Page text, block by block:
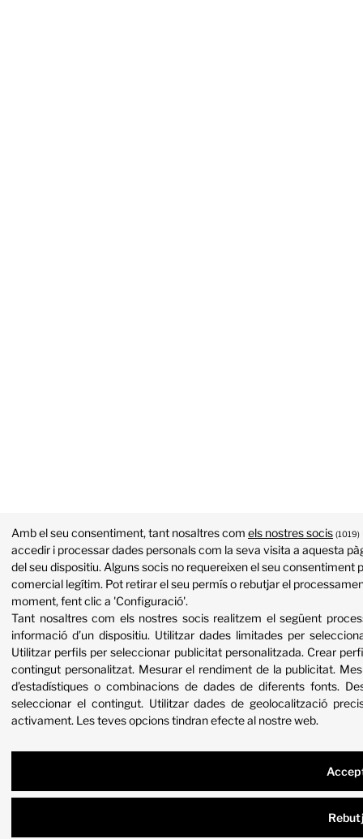
Amb el seu consentiment, tant nosaltres com els nostres socis (1019)
accedir i processar dades personals com la seva visita a aquesta
del seu dispositiu. Alguns socis no requereixen el seu consentiment
comercial legítim. Pot retirar el seu permís o rebutjar el
moment, fent clic a 'Configuració'.
Tant nosaltres com els nostres socis realitzem el següent
informació d’un dispositiu. Utilitzar dades limitades per
Utilitzar perfils per seleccionar publicitat personalitzada. Crear
contingut personalitzat. Mesurar el rendiment de la publicitat.
d’estadístiques o combinacions de dades de diferents fonts.
seleccionar el contingut. Utilitzar dades de geolocalització
activament. Les teves opcions tindran efecte al nostre web.